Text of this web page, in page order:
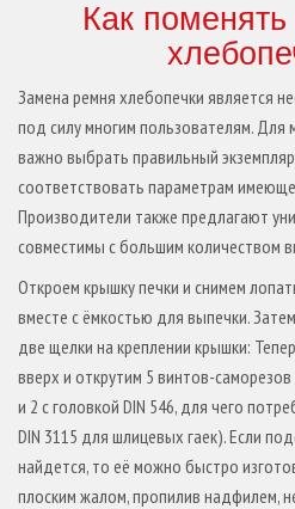
Как
Замена ремня хлебопечки является
под силу многим пользователям.
важно выбрать правильный
соответствовать параметрам
Производители также предлагают
совместимы с большим количеством
Откроем крышку печки и снимем
вместе с ёмкостью для выпечки.
две щелки на креплении крышки:
вверх и открутим 5 винтов-
и 2 с головкой DIN 546, для чего
DIN 3115 для шлицевых гаек). Если
найдется, то её можно быстро
плоским жалом, пропилив надфилем,